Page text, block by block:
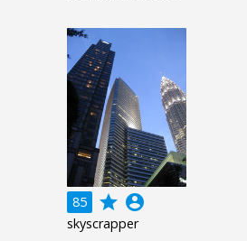
85 grade account_circle
skyscrapper